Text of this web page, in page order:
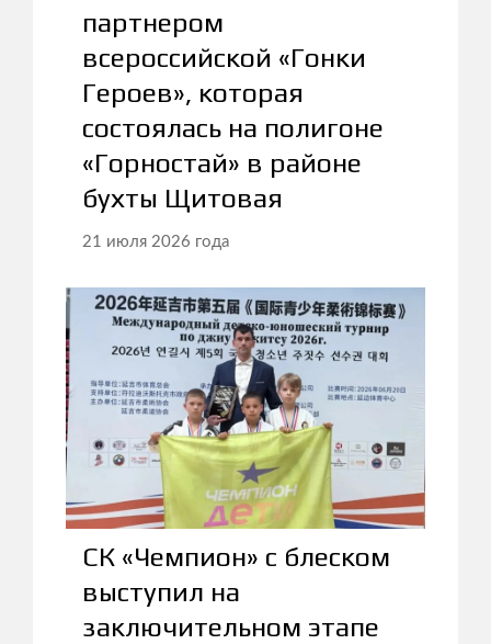
партнером
всероссийской «Гонки
Героев», которая
состоялась на полигоне
«Горностай» в районе
бухты Щитовая
21 июля 2026 года
СК «Чемпион» с блеском
выступил на
заключительном этапе